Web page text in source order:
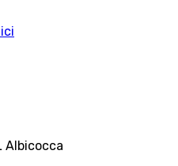
Albicocca